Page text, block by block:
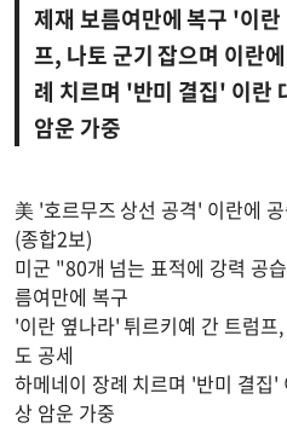
제재 보름여만에 복구 '이
프, 나토 군기 잡으며 이란
례 치르며 '반미 결집' 이란
암운 가중
美 '호르무즈 상선 공격' 이란에
(종합2보)
미군 "80개 넘는 표적에 강력 공
름여만에 복구
'이란 옆나라' 튀르키예 간 트럼
도 공세
하메네이 장례 치르며 '반미 결
상 암운 가중